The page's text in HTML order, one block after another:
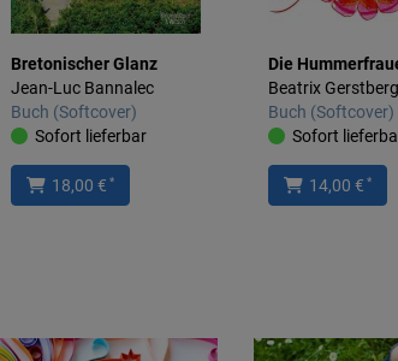
Bretonischer Glanz
Jean-Luc Bannalec
Buch (Softcover)
Sofort lieferbar
18,00 € *
Die
Beatrix
Buch (Softcover)
Sofort
14,00 € *